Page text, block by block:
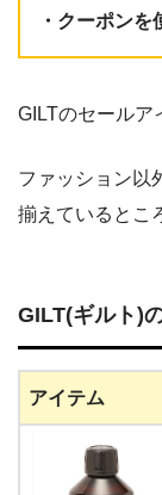
・クーポン
GILTのセールア
ファッション以
揃えているとこ
GILT(ギルト)
アイテム